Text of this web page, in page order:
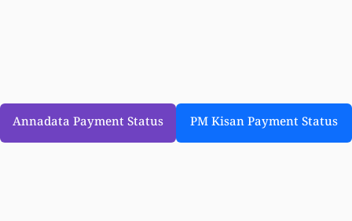
Annadata Payment Status PM Kisan Payment Status